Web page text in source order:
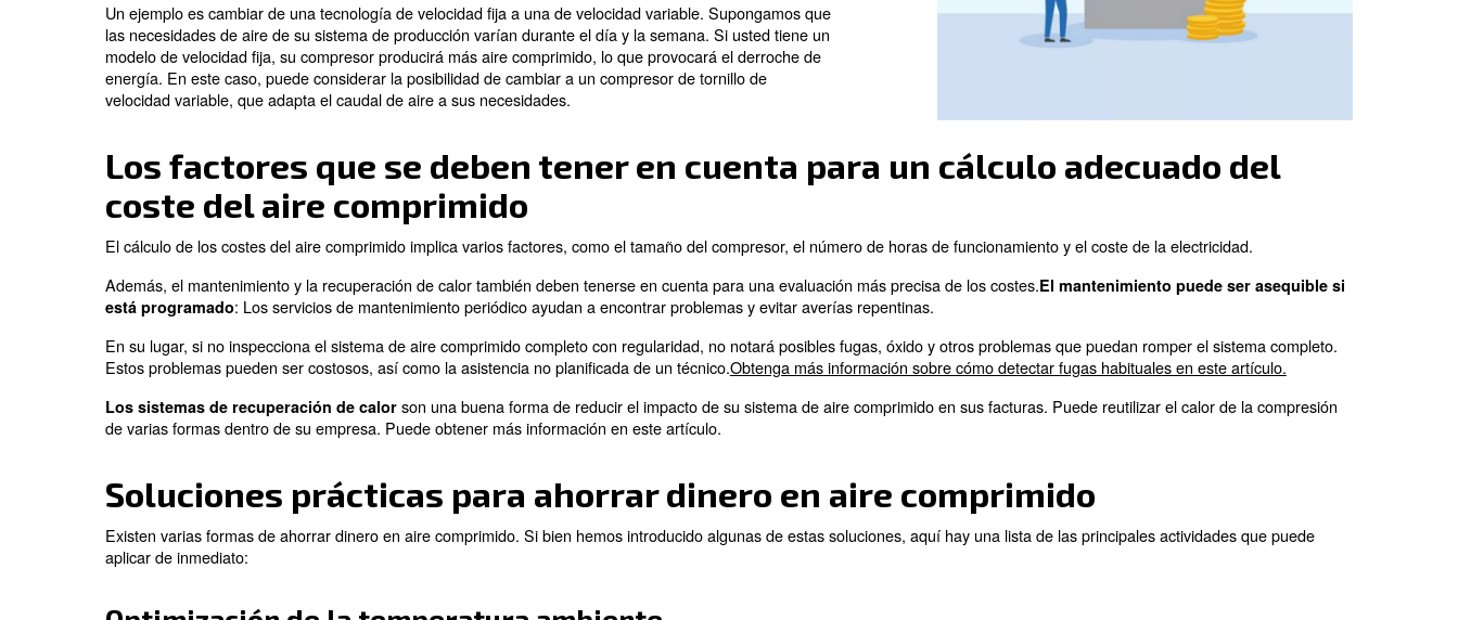
¿Por qué es tan caro el aire comprimido?
El alto coste del aire comprimido se debe principalmente a la importante cantidad de electricidad
puede suponer hasta el 30 % o más del consumo total de electricidad.
A pesar de la cantidad de electricidad para producir aire comprimido, existen varias variables que pueden
influir y reducir los costes del aire comprimido. Algunos de ellos incluyen la demanda de aire comprimido,
el tipo de tecnología utilizada, la antigüedad y el uso del compresor.
Un ejemplo es cambiar de una tecnología de velocidad fija a una de velocidad variable. Supongamos que
las necesidades de aire de su sistema de producción varían durante el día y la semana. Si usted tiene un
modelo de velocidad fija, su compresor producirá más aire comprimido, lo que provocará el derroche de
velocidad variable, que adapta el caudal de aire a sus necesidades.
Los factores que se deben tener en cuenta para un cálculo
coste del aire comprimido
El cálculo de los costes del aire comprimido implica varios factores, como el tamaño del compresor, el número de horas de funcionamiento y el coste de